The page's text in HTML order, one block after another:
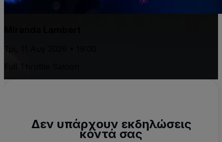
Δεν υπάρχουν εκδηλώσεις
κοντά σας